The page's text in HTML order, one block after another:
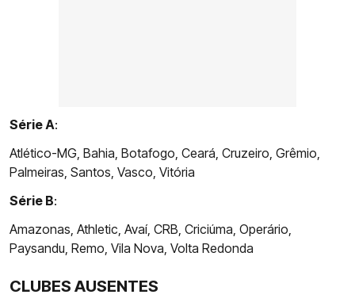
Série A:
Atlético-MG, Bahia, Botafogo, Ceará, Cruzeiro, Grêmio,
Palmeiras, Santos, Vasco, Vitória
Série B:
Amazonas, Athletic, Avaí, CRB, Criciúma, Operário,
Paysandu, Remo, Vila Nova, Volta Redonda
CLUBES AUSENTES